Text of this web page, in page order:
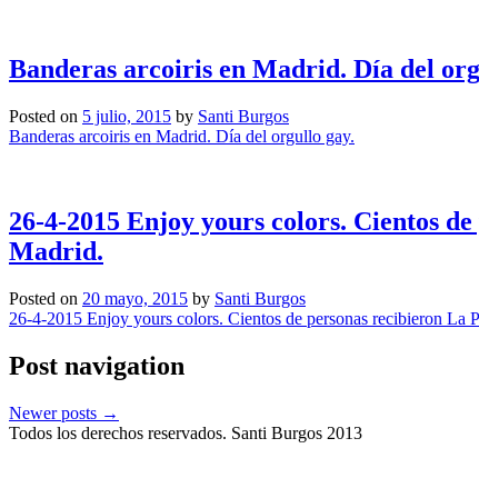
Banderas arcoiris en Madrid. Día del
Posted on 5 julio, 2015 by Santi Burgos
Banderas arcoiris en Madrid. Día del orgullo gay.
26-4-2015 Enjoy yours colors. Cientos
Madrid.
Posted on 20 mayo, 2015 by Santi Burgos
26-4-2015 Enjoy yours colors. Cientos de personas recibieron
Post navigation
Newer posts →
Todos los derechos reservados. Santi Burgos 2013